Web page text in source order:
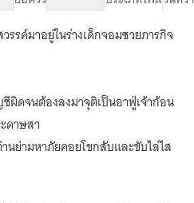
ภารกิจ
ล้าง
รค์มาอยู่ในร่างเด็กจอมซวยภารกิจ
ผิดจนต้องลงมาจุติเป็นอาฟู่เจ้าก้อน
ดาษสา
ย่ามหาภัยคอยโขกสับและขับไล่ไส